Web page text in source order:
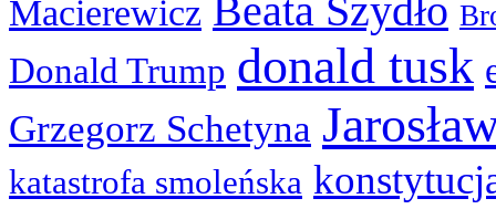
Macierewicz Beata Szydło
Donald Trump donald tusk
Grzegorz Schetyna
katastrofa smoleńska